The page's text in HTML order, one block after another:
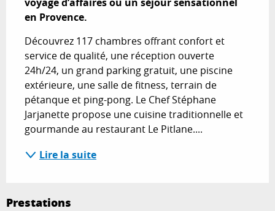
en Provence.
Découvrez 117 chambres offrant confort et
service de qualité, une réception ouverte
24h/24, un grand parking gratuit, une piscine
extérieure, une salle de fitness, terrain de
pétanque et ping-pong. Le Chef Stéphane
Jarjanette propose une cuisine traditionnelle et
gourmande au restaurant Le Pitlane....
Lire la suite
Prestations